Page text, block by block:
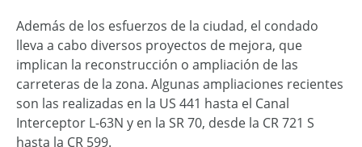
Además de los esfuerzos de la ciudad, el condado
lleva a cabo diversos proyectos de mejora, que
implican la reconstrucción o ampliación de las
carreteras de la zona. Algunas ampliaciones recientes
son las realizadas en la US 441 hasta el Canal
Interceptor L-63N y en la SR 70, desde la CR 721 S
hasta la CR 599.